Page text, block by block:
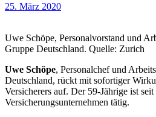
25. März 2020
Uwe Schöpe, Personalvorstand und
Gruppe Deutschland. Quelle: Zurich
Uwe Schöpe, Personalchef und
Deutschland, rückt mit sofortiger
Versicherers auf. Der 59-Jährige ist
Versicherungsunternehmen tätig.